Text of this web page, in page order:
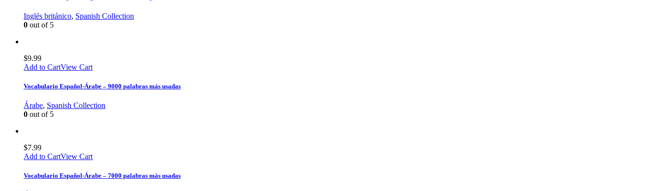
Inglés británico, Spanish Collection
0 out of 5
$9.99
Add to CartView Cart
Vocabulario Español-Árabe – 9000 palabras más usadas
Árabe, Spanish Collection
0 out of 5
$7.99
Add to CartView Cart
Vocabulario Español-Árabe – 7000 palabras más usadas